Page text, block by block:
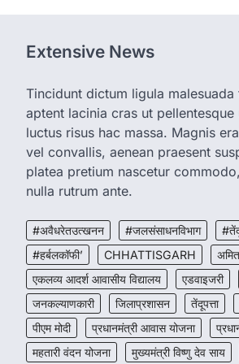
Extensive News
Tincidunt dictum ligula
aptent lacinia cras ut
luctus risus hac massa. Magnis
vel convallis, aenean praesent
platea pretium nascetur
nulla rutrum ante.
#अवैधरेतउत्खनन #जलसंसाधनविभाग
#हर्बलकॉफी’
CHHATTISGARH
एकलव्य आदर्श आवासीय विद्यालय
एडवाइजरी
जनकल्याणकारी
जिलाप्रशासन तेंदूपत्ता
पीएम मोदी
प्रधानमंत्री आवास योजना
महतारी वंदन योजना
मुख्यमंत्री विष्णु देव साय